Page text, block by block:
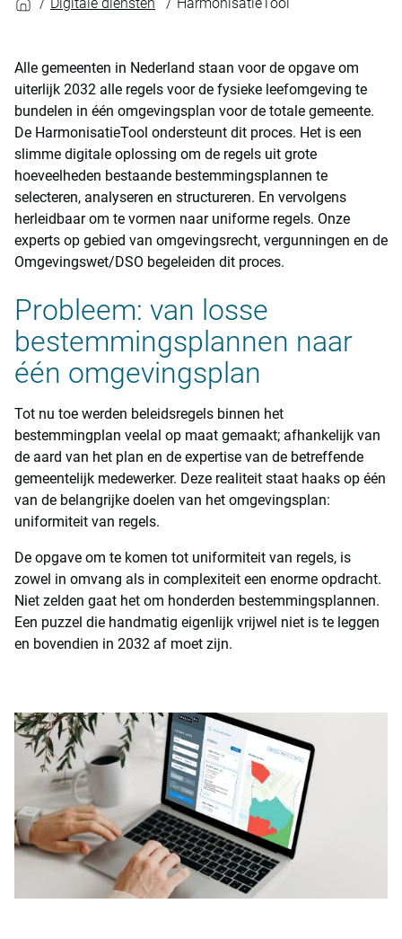
Alle gemeenten in Nederland staan voor de opgave om
uiterlijk 2032 alle regels voor de fysieke leefomgeving te
bundelen in één omgevingsplan voor de totale gemeente.
De HarmonisatieTool ondersteunt dit proces. Het is een
slimme digitale oplossing om de regels uit grote
hoeveelheden bestaande bestemmingsplannen te
selecteren, analyseren en structureren. En vervolgens
herleidbaar om te vormen naar uniforme regels. Onze
experts op gebied van omgevingsrecht, vergunningen en de
Omgevingswet/DSO begeleiden dit proces.
Probleem: van losse
bestemmingsplannen naar
één omgevingsplan
Tot nu toe werden beleidsregels binnen het
bestemmingplan veelal op maat gemaakt; afhankelijk van
de aard van het plan en de expertise van de betreffende
gemeentelijk medewerker. Deze realiteit staat haaks op één
van de belangrijke doelen van het omgevingsplan:
uniformiteit van regels.
De opgave om te komen tot uniformiteit van regels, is
zowel in omvang als in complexiteit een enorme opdracht.
Niet zelden gaat het om honderden bestemmingsplannen.
Een puzzel die handmatig eigenlijk vrijwel niet is te leggen
en bovendien in 2032 af moet zijn.